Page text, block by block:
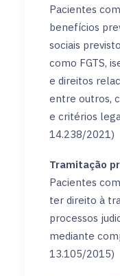
Pacientes
benefícios
sociais
como FGTS,
e direitos
entre outros,
e critérios
14.238/2021)
Tramitação
Pacientes
ter direito à
processos
mediante
13.105/2015)